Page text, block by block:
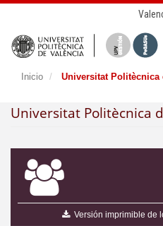
Inicio Universitat Politècnica
Universitat Politècnica
Versión imprimible de